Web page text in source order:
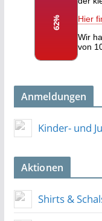
Anmeldungen
Kinder- und
Aktionen
Shirts &